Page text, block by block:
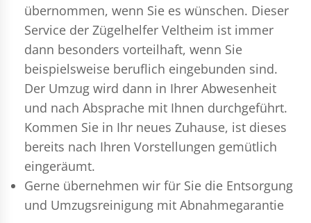
übernommen, wenn Sie es wünschen. Dieser
Service der Zügelhelfer Veltheim ist immer
dann besonders vorteilhaft, wenn Sie
beispielsweise beruflich eingebunden sind.
Der Umzug wird dann in Ihrer Abwesenheit
und nach Absprache mit Ihnen durchgeführt.
Kommen Sie in Ihr neues Zuhause, ist dieses
bereits nach Ihren Vorstellungen gemütlich
eingeräumt.
Gerne übernehmen wir für Sie die Entsorgung
und Umzugsreinigung mit Abnahmegarantie